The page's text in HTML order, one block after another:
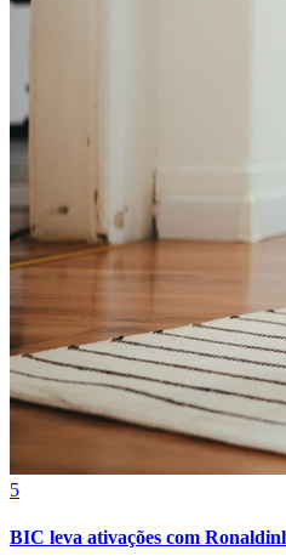
5
BIC leva ativações com